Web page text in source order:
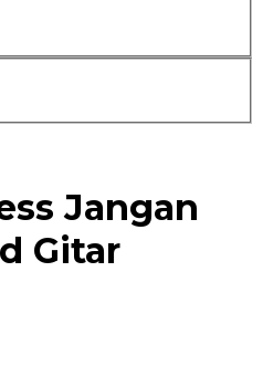
Jangan
Gitar